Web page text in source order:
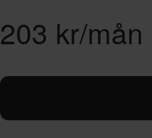
203 kr/mån